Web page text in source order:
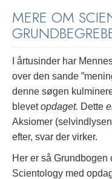
MERE OM
I årtusinder har
over den sande
denne søgen
blevetopdaget. Dette
Aksiomer
efter, svar der virker.
Her er så
Scientology med